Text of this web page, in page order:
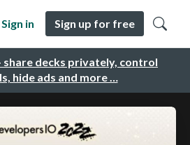
share decks privately, control
hide ads and more …
Sign in Sign up for free